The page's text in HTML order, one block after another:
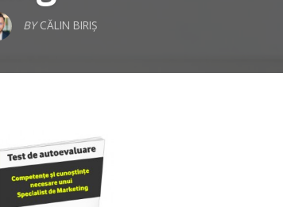
BY CĂLIN BIRIȘ